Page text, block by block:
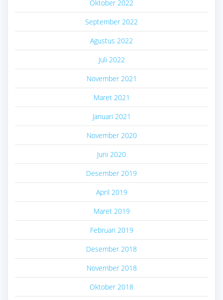
Oktober 2022
September 2022
Agustus 2022
Juli 2022
November 2021
Maret 2021
Januari 2021
November 2020
Juni 2020
Desember 2019
April 2019
Maret 2019
Februari 2019
Desember 2018
November 2018
Oktober 2018